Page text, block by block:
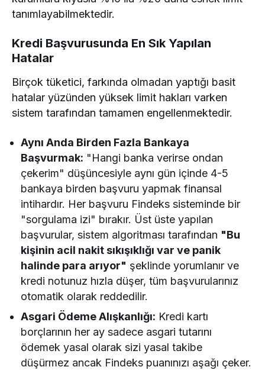
tanımlayabilmektedir.
Kredi Başvurusunda En Sık Yapılan
Hatalar
Birçok tüketici, farkında olmadan yaptığı basit
hatalar yüzünden yüksek limit hakları varken
sistem tarafından tamamen engellenmektedir.
Aynı Anda Birden Fazla Bankaya
Başvurmak: "Hangi banka verirse ondan
çekerim" düşüncesiyle aynı gün içinde 4-5
bankaya birden başvuru yapmak finansal
intihardır. Her başvuru Findeks sisteminde bir
"sorgulama izi" bırakır. Üst üste yapılan
başvurular, sistem algoritması tarafından "Bu
kişinin acil nakit sıkışıklığı var ve panik
halinde para arıyor" şeklinde yorumlanır ve
kredi notunuz hızla düşer, tüm başvurularınız
otomatik olarak reddedilir.
Asgari Ödeme Alışkanlığı: Kredi kartı
borçlarının her ay sadece asgari tutarını
ödemek yasal olarak sizi yasal takibe
düşürmez ancak Findeks puanınızı aşağı çeker.